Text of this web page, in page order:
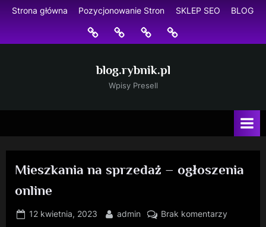
Skip
content
Strona główna Pozycjonowanie Stron SKLEP SEO BLOG
Strona
główna
Pozycjonowanie
Stron
SKLEP
SEO
BLOG
blog.rybnik.pl
Wpisy Presell
Mieszkania na sprzedaż – ogłoszenia
online
Posted
12 kwietnia, 2023 By
admin Brak komentarzydo